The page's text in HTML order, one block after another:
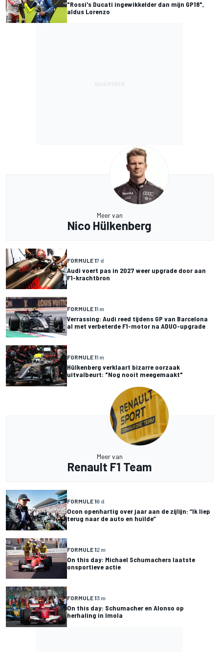
"Rossi's Ducati ingewikkelder dan mijn GP18",
aldus Lorenzo
Meer van
Nico Hülkenberg
FORMULE 17 d
Audi voert pas in 2027 weer upgrade door aan
F1-krachtbron
FORMULE 11 m
Verrassing: Audi reed tijdens GP van Barcelona
al met verbeterde F1-motor na ADUO-upgrade
FORMULE 11 m
Hülkenberg verklaart bizarre oorzaak
uitvalbeurt: "Nog nooit meegemaakt"
Meer van
Renault F1 Team
FORMULE 16 d
Ocon openhartig over jaar aan de zijlijn: “Ik liep
terug naar de auto en huilde”
FORMULE 12 m
On this day: Michael Schumachers laatste
onsportieve actie
FORMULE 13 m
On this day: Schumacher en Alonso op
herhaling in Imola